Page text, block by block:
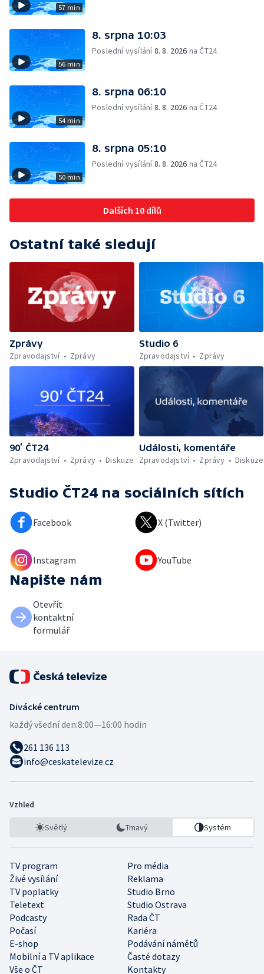
57 min
56 min
8. srpna 10:03
Poslední vysílání8. 8. 2026 na ČT24
54 min
8. srpna 06:10
Poslední vysílání8. 8. 2026 na ČT24
50 min
8. srpna 05:10
Poslední vysílání8. 8. 2026 na ČT24
Dalších 10 dílů
Ostatní také sledují
Zprávy
Zpravodajství
Zprávy
Studio 6
Zpravodajství
Zprávy
90’ ČT24
Zpravodajství
Zprávy Diskuze
Události, komentáře
Zpravodajství
Zprávy Diskuze
Studio ČT24 na sociálních sítích
Facebook X (Twitter)
Instagram YouTube
Napište nám
Otevřít
kontaktní
formulář
Divácké centrum
každý všední den:8:00—16:00 hodin
261 136 113
info@ceskatelevize.cz
Vzhled
Světlý Tmavý Systém
TV program
Pro média
Živé vysílání
Reklama
TV poplatky
Studio Brno
Teletext
Studio Ostrava
Podcasty
Rada ČT
Počasí
Kariéra
E-shop
Podávání námětů
Mobilní a TV aplikace
Časté dotazy
Vše o ČT
Kontakty